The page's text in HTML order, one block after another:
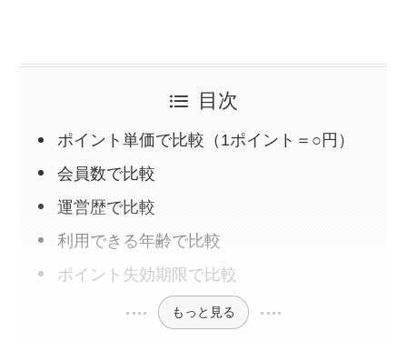
【認定ユーザー特典】ハピタス会員登録
【認定ユーザー特典】Powl招待コード利
用で最大330円相当
【公式アンバサダー特典】ちょびリッチ
ワラウ新規入会キャンペーンで最大
2,500円相当（9/30まで）
【認定ユーザー特典】ECナビ紹介コード
利用で最大1,350円相当（8/31まで）
「げん玉×チリツモ」コラボキャンペー
目次
ポイント単価で比較（1ポイント＝○円）
会員数で比較
運営歴で比較
利用できる年齢で比較
ポイント失効期限で比較
もっと見る